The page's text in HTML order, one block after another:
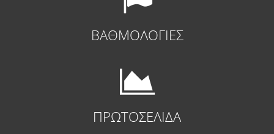
ΒΑΘΜΟΛΟΓΙΕΣ
ΠΡΩΤΟΣΕΛΙΔΑ